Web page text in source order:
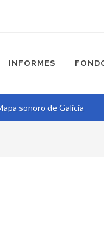
INFORMES
sonoro de Galicia